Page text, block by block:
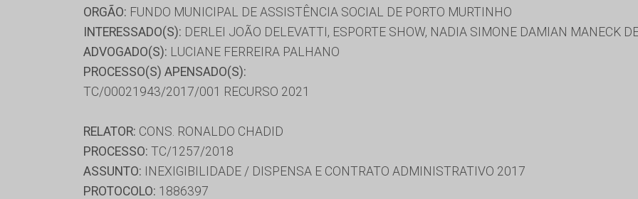
ORGÃO: FUNDO MUNICIPAL DE ASSISTÊNCIA SOCIAL DE PORTO MURTINHO
INTERESSADO(S): DERLEI JOÃO DELEVATTI, ESPORTE SHOW, NADIA SIMONE DAMIAN MANECK
ADVOGADO(S): LUCIANE FERREIRA PALHANO
PROCESSO(S) APENSADO(S):
TC/00021943/2017/001 RECURSO 2021
RELATOR: CONS. RONALDO CHADID
PROCESSO: TC/1257/2018
ASSUNTO: INEXIGIBILIDADE / DISPENSA E CONTRATO ADMINISTRATIVO 2017
PROTOCOLO: 1886397